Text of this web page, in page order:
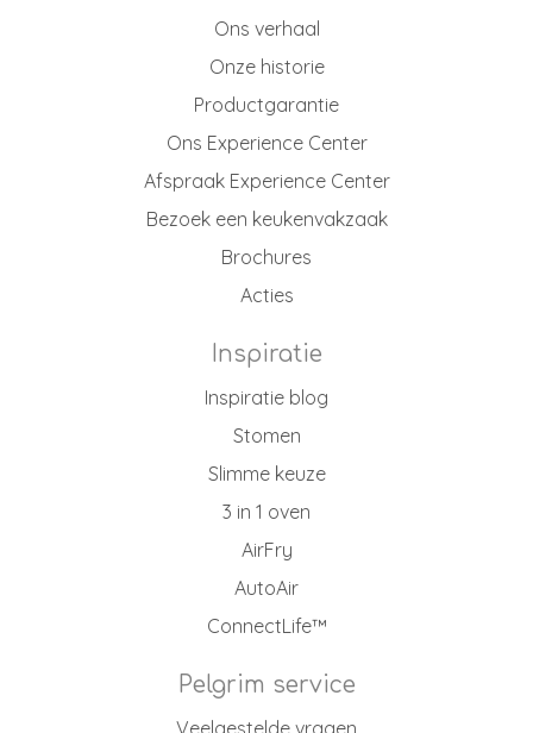
Ons verhaal
Onze historie
Productgarantie
Ons Experience Center
Afspraak Experience Center
Bezoek een keukenvakzaak
Brochures
Acties
Inspiratie
Inspiratie blog
Stomen
Slimme keuze
3 in 1 oven
AirFry
AutoAir
ConnectLife™
Pelgrim service